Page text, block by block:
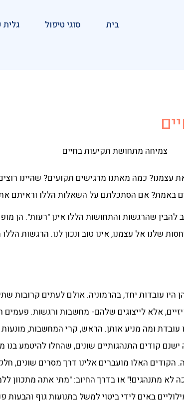
בית סוגי טיפול גלית
עצמנו? כמה מאתנו מרגישים תקועים? שהיינו
באמת? אם הסתכלתם על השאלות הללו וראיתם את
שהרגשות והתחושות הללו אינן "רעות". הן
שלנו אל עצמנו, אינו טוב ונכון לנו. הרגשות
עובדות יחד, בהרמוניה. אולם לעתים קרובות
אלא לייצוגים שלהם- מחשבות ורגשות.
עובדת ומה מניע אותן. הראש, קרי המחשבות,
קודים התנהגותיים שונים, שהחלו להיטמע בנו
האלו מועברים אלינו דרך מסרים שונים,
לא מתנהגים!" או בדרך החיוב: "מתי אתה מתכוון
באים לידי ביטוי למשל בתנועות גוף והבעות